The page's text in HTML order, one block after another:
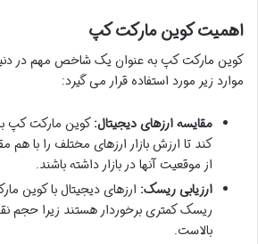
اهمیت کوین مارکت کپ
کوین مارکت کپ به عنوان یک شاخص مهم در
موارد زیر مورد استفاده قرار می گیرد:
مقایسه ارزهای دیجیتال:کوین مارکت کپ
کند تا ارزش بازار ارزهای مختلف را با هم
از موقعیت آنها در بازار داشته باشند.
ارزیابی ریسک: ارزهای دیجیتال با کوین
ریسک کمتری برخوردار هستند زیرا حجم
بالاست.